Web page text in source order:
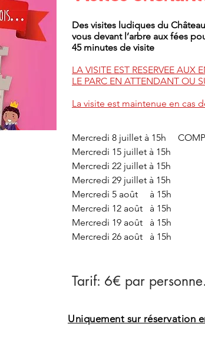
Des visites ludiques du
vous devant l’arbre aux fées
45 minutes de visite
LA VISITE EST RESERVEE AUX
LE PARC EN ATTENDANT OU
La visite est maintenue en cas
Mercredi 8 juillet à 15h
Mercredi 15 juillet à 15h
Mercredi 22 juillet à 15h
Mercredi 29 juillet à 15h
Mercredi 5 août à 15h
Mercredi 12 août à 15h
Mercredi 19 août à 15h
Mercredi 26 août à 15h
Tarif: 6€ par personne.
Uniquement sur réservation